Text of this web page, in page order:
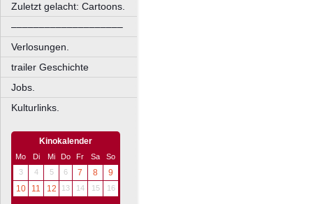
Zuletzt gelacht: Cartoons.
––––––––––––––––––––
Verlosungen.
trailer Geschichte
Jobs.
Kulturlinks.
Kinokalender
Mo Di Mi Do Fr Sa
So
3
4 5 6 7 8
9
10
11 12 13 14 15 16